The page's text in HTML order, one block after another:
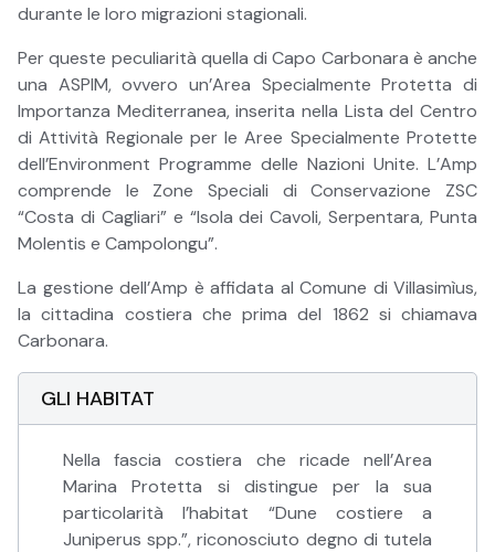
durante le loro migrazioni stagionali.
Per queste peculiarità quella di Capo Carbonara è anche
una ASPIM, ovvero un’Area Specialmente Protetta di
Importanza Mediterranea, inserita nella Lista del Centro
di Attività Regionale per le Aree Specialmente Protette
dell’Environment Programme delle Nazioni Unite. L’Amp
comprende le Zone Speciali di Conservazione ZSC
“Costa di Cagliari” e “Isola dei Cavoli, Serpentara, Punta
Molentis e Campolongu”.
La gestione dell’Amp è affidata al Comune di Villasimìus,
la cittadina costiera che prima del 1862 si chiamava
Carbonara.
GLI HABITAT
Nella fascia costiera che ricade nell’Area
Marina Protetta si distingue per la sua
particolarità l’habitat “Dune costiere a
Juniperus spp.”, riconosciuto degno di tutela